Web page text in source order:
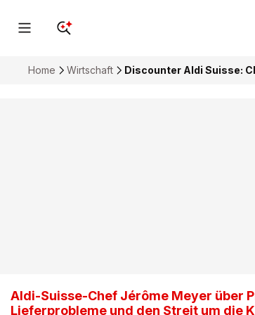
Home Wirtschaft Discounter Aldi Suisse:
Aldi-Suisse-Chef Jérôme Meyer über
Lieferprobleme und den Streit um die